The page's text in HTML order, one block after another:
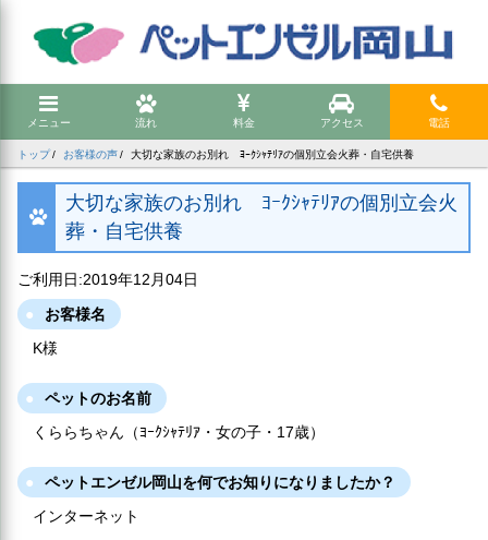
メニュー 流れ 料金 アクセス 電話
トップ お客様の声 大切な家族のお別れ ﾖｰｸｼｬﾃﾘｱの個別立会火葬・自宅供養
大切な家族のお別れ ﾖｰｸｼｬﾃﾘｱの個別立会火
葬・自宅供養
ご利用日:2019年12月04日
お客様名
K様
ペットのお名前
くららちゃん（ﾖｰｸｼｬﾃﾘｱ・女の子・17歳）
ペットエンゼル岡山を何でお知りになりましたか？
インターネット